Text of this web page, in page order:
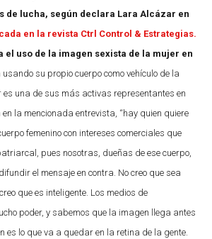
de lucha, según declara Lara Alcázar en
en la revista Ctrl Control & Estrategias.
el uso de la imagen sexista de la mujer en
usando su propio cuerpo como vehículo de la
una de sus más activas representantes en
la mencionada entrevista, “hay quien quiere
femenino con intereses comerciales que
pues nosotras, dueñas de ese cuerpo,
el mensaje en contra. No creo que sea
que es inteligente. Los medios de
poder, y sabemos que la imagen llega antes
es lo que va a quedar en la retina de la gente.